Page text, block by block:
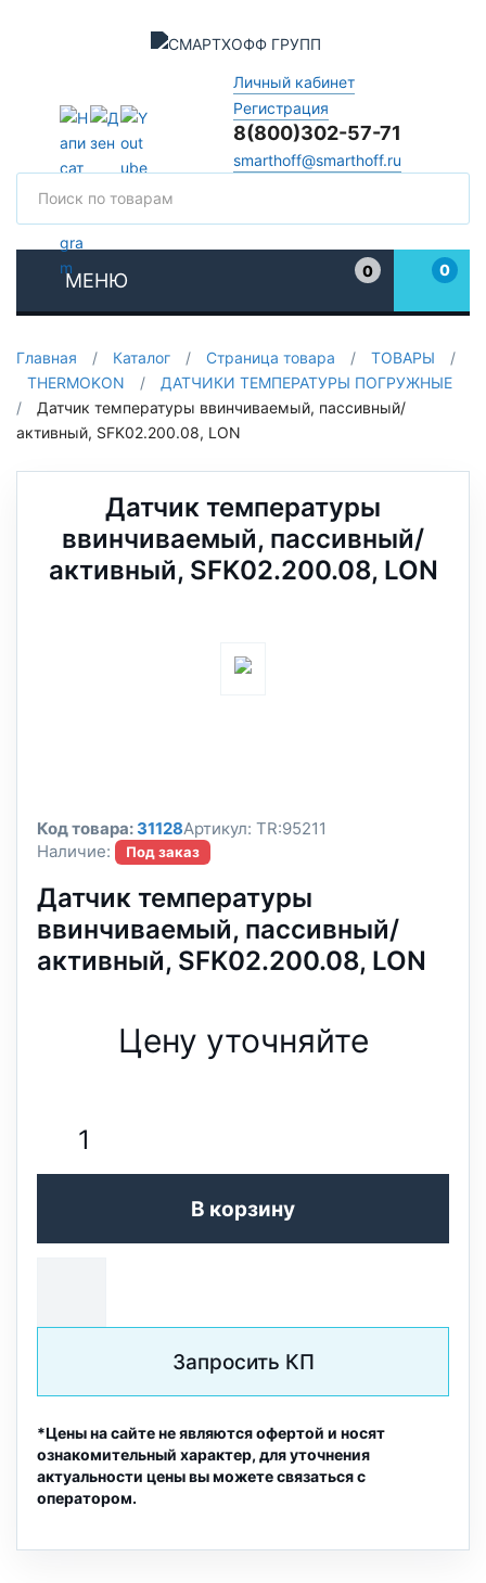
Личный кабинет
Регистрация
8(800)302-57-71
smarthoff@smarthoff.ru
МЕНЮ
0
0
Главная / Каталог / Страница товара / ТОВАРЫ
/
THERMOKON
/
ДАТЧИКИ ТЕМПЕРАТУРЫ ПОГРУЖНЫЕ
/
Датчик температуры ввинчиваемый, пассивный/
активный, SFK02.200.08, LON
Датчик температуры
ввинчиваемый, пассивный/
активный, SFK02.200.08, LON
Код товара: 31128Артикул: TR:95211
Наличие:
Под заказ
Датчик температуры
ввинчиваемый, пассивный/
активный, SFK02.200.08, LON
Цену уточняйте
В корзину
Запросить КП
*Цены на сайте не являются офертой и носят
ознакомительный характер, для уточнения
актуальности цены вы можете связаться с
оператором.